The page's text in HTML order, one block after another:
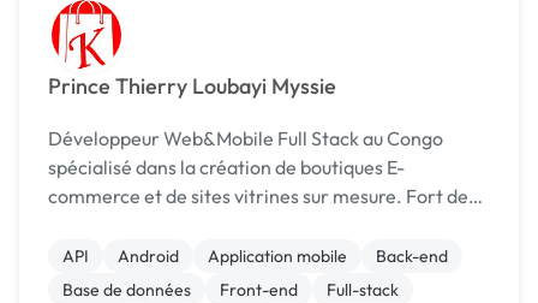
Prince Thierry Loubayi Myssie
Développeur Web&Mobile Full Stack au Congo
spécialisé dans la création de boutiques E-
commerce et de sites vitrines sur mesure. Fort de
au long de votre projet : de la création de votre
webdesign à l...
API Android Application mobile
Back-end
Base de données
Front-end
Full-stack